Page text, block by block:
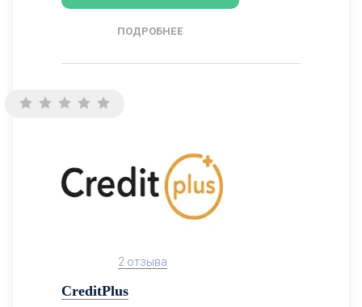
ПОДРОБНЕЕ
2 отзыва
CreditPlus